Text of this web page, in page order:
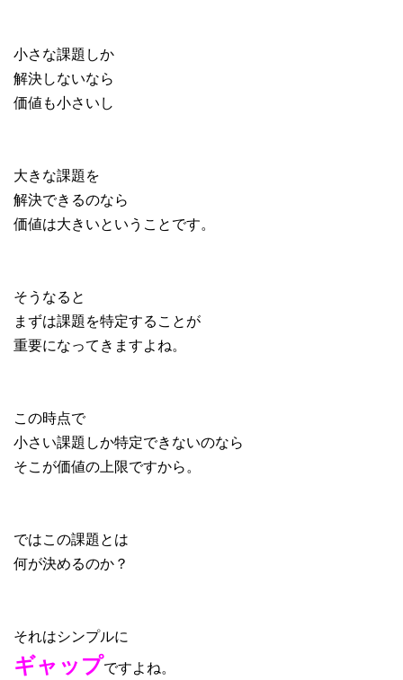
小さな課題しか
解決しないなら
価値も小さいし
大きな課題を
解決できるのなら
価値は大きいということです。
そうなると
まずは課題を特定することが
重要になってきますよね。
この時点で
小さい課題しか特定できないのなら
そこが価値の上限ですから。
ではこの課題とは
何が決めるのか？
それはシンプルに
ギャップですよね。